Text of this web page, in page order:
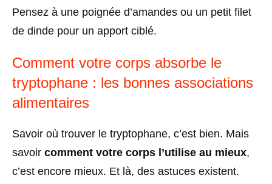
Pensez à une poignée d’amandes ou un petit filet
de dinde pour un apport ciblé.
Comment votre corps absorbe le
tryptophane : les bonnes associations
alimentaires
Savoir où trouver le tryptophane, c’est bien. Mais
savoir comment votre corps l’utilise au mieux,
c’est encore mieux. Et là, des astuces existent.